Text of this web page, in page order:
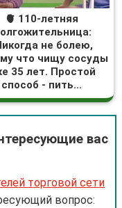
🫀 110-летняя
не болею,
что чищу сосуды
35 лет. Простой
способ - пить...
вас
торговой сети
вопрос: